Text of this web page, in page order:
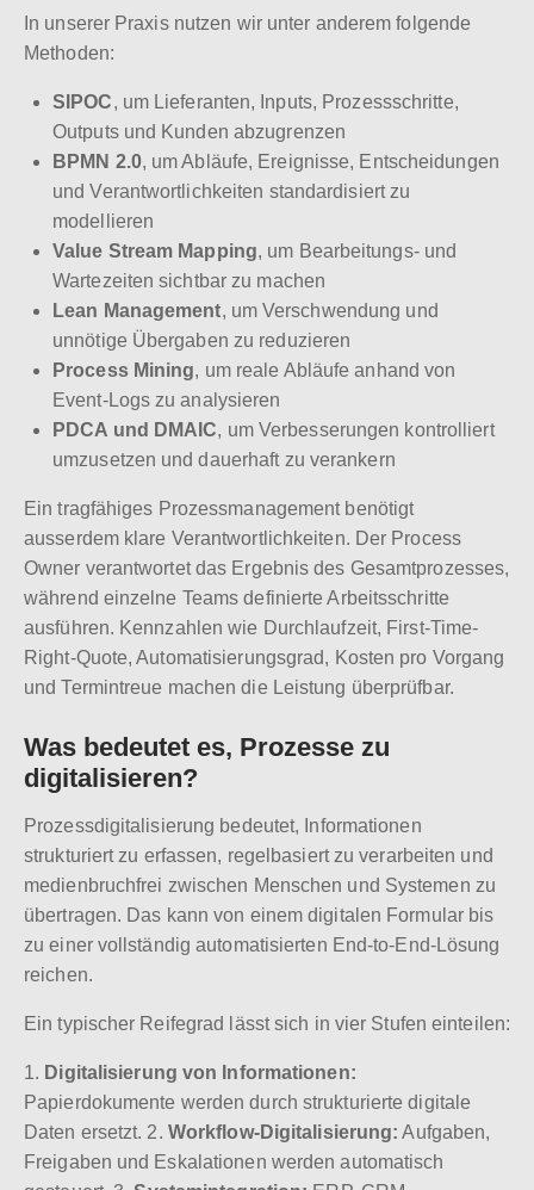
In unserer Praxis nutzen wir unter anderem folgende
Methoden:
SIPOC, um Lieferanten, Inputs, Prozessschritte,
Outputs und Kunden abzugrenzen
BPMN 2.0, um Abläufe, Ereignisse, Entscheidungen
und Verantwortlichkeiten standardisiert zu
modellieren
Value Stream Mapping, um Bearbeitungs- und
Wartezeiten sichtbar zu machen
Lean Management, um Verschwendung und
unnötige Übergaben zu reduzieren
Process Mining, um reale Abläufe anhand von
Event-Logs zu analysieren
PDCA und DMAIC, um Verbesserungen kontrolliert
umzusetzen und dauerhaft zu verankern
Ein tragfähiges Prozessmanagement benötigt
ausserdem klare Verantwortlichkeiten. Der Process
Owner verantwortet das Ergebnis des Gesamtprozesses,
während einzelne Teams definierte Arbeitsschritte
ausführen. Kennzahlen wie Durchlaufzeit, First-Time-
Right-Quote, Automatisierungsgrad, Kosten pro Vorgang
und Termintreue machen die Leistung überprüfbar.
Was bedeutet es, Prozesse zu
digitalisieren?
Prozessdigitalisierung bedeutet, Informationen
strukturiert zu erfassen, regelbasiert zu verarbeiten und
medienbruchfrei zwischen Menschen und Systemen zu
übertragen. Das kann von einem digitalen Formular bis
zu einer vollständig automatisierten End-to-End-Lösung
reichen.
Ein typischer Reifegrad lässt sich in vier Stufen einteilen:
1. Digitalisierung von Informationen:
Papierdokumente werden durch strukturierte digitale
Daten ersetzt. 2. Workflow-Digitalisierung: Aufgaben,
Freigaben und Eskalationen werden automatisch